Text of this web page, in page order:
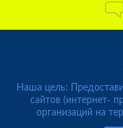
Наша цель:
сайтов (интернет-
организаций на